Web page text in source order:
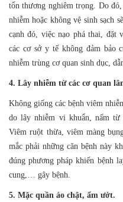
tổn thương nghiêm trọng. Do
nhiễm hoặc không vệ sinh sạch
cạnh đó, việc nạo phá thai, đặt
các cơ sở y tế không đảm bảo
nhiễm trùng cơ quan sinh dục,
4. Lây nhiễm từ các cơ quan
Không giống các bệnh viêm
do lây nhiễm vi khuẩn, nấm từ
Viêm ruột thừa, viêm màng
mắc phải những căn bệnh này
đúng phương pháp khiến bệnh
cung,… gây bệnh.
5. Mặc quần áo chật, ẩm ướt.